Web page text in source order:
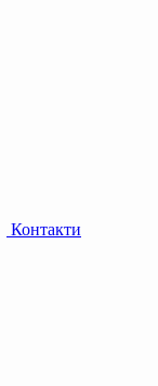
Контакти